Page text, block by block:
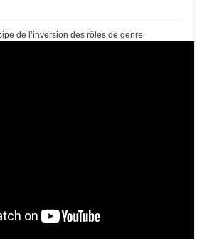
de l’inversion des rôles de genre